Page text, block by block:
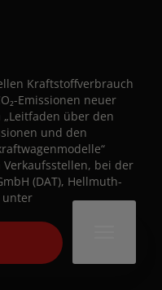
Kraftstoffverbrauch
Emissionen neuer
über den
und den
bei der
(DAT), Hellmuth-
unter